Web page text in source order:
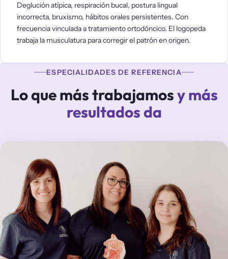
Deglución atípica, respiración bucal, postura lingual
incorrecta, bruxismo, hábitos orales persistentes. Con
frecuencia vinculada a tratamiento ortodóncico. El logopeda
trabaja la musculatura para corregir el patrón en origen.
ESPECIALIDADES DE REFERENCIA
Lo que más trabajamosy más
resultados da